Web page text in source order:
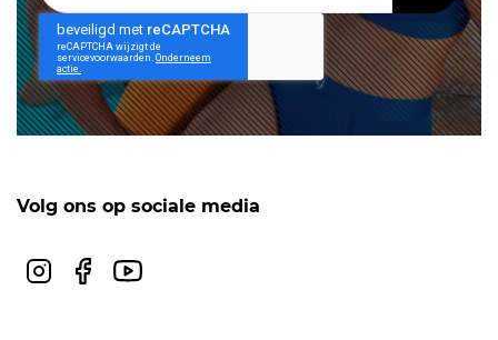
Volg ons op sociale media
Instagram
FacebookYoutube